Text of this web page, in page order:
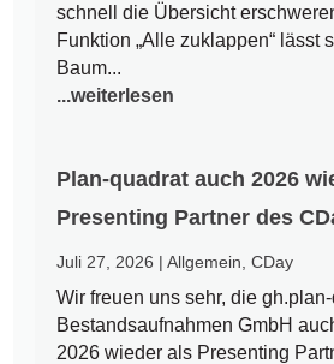
schnell die Übersicht
Funktion „Alle zuklappen“ lässt
Baum...
...weiterlesen
Plan-quadrat auch 2026
Presenting Partner des
Juli 27, 2026 |Allgemein ,CDay
Wir freuen uns sehr, die
Bestandsaufnahmen GmbH
2026 wieder als Presenting